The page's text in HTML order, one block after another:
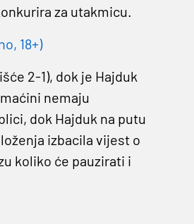
za utakmicu.
18+)
2-1), dok je Hajduk
nemaju
dok Hajduk na putu
izbacila vijest o
koliko će pauzirati i